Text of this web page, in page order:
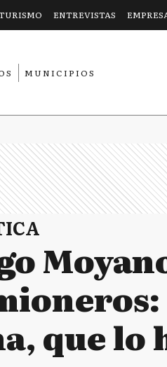
ENTREVISTAS
MUNICIPIOS
que lo